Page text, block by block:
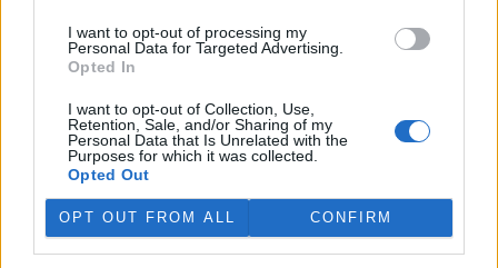
I want to opt-out of processing my
Personal Data for Targeted Advertising.
Opted In
I want to opt-out of Collection, Use,
Retention, Sale, and/or Sharing of my
Personal Data that Is Unrelated with the
Purposes for which it was collected.
Opted Out
OPT OUT FROM ALL CONFIRM
tisknout